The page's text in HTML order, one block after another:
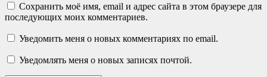
Сохранить моё имя, email и адрес сайта в этом браузере для
последующих моих комментариев.
Уведомить меня о новых комментариях по email.
Уведомлять меня о новых записях почтой.